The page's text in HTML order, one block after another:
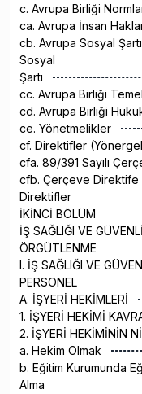
c. Avrupa Birliği
ca. Avrupa İnsan
cb. Avrupa Sosyal
Sosyal
Şartı
cc. Avrupa Birliği
cd. Avrupa Birliği
ce. Yönetmelikler
cf. Direktifler
cfa. 89/391 Sayılı
cfb. Çerçeve Direktife
Direktifler
İKİNCİ BÖLÜM
İŞ SAĞLIĞI VE
ÖRGÜTLENME
I. İŞ SAĞLIĞI VE
PERSONEL
A. İŞYERİ HEKİMLERİ
1. İŞYERİ HEKİMİ
2. İŞYERİ HEKİMİNİN
a. Hekim Olmak
b. Eğitim Kurumunda
Alma